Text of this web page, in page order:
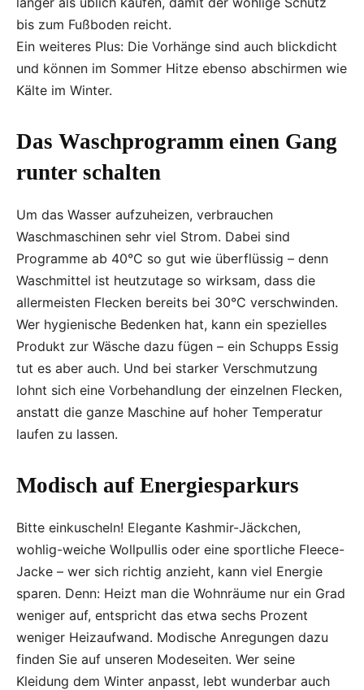
bis zum Fußboden reicht.
Ein weiteres Plus: Die Vorhänge sind auch blickdicht
und können im Sommer Hitze ebenso abschirmen wie
Kälte im Winter.
Das Waschprogramm einen Gang
runter schalten
Um das Wasser aufzuheizen, verbrauchen
Waschmaschinen sehr viel Strom. Dabei sind
Programme ab 40°C so gut wie überflüssig – denn
Waschmittel ist heutzutage so wirksam, dass die
allermeisten Flecken bereits bei 30°C verschwinden.
Wer hygienische Bedenken hat, kann ein spezielles
Produkt zur Wäsche dazu fügen – ein Schupps Essig
tut es aber auch. Und bei starker Verschmutzung
lohnt sich eine Vorbehandlung der einzelnen Flecken,
anstatt die ganze Maschine auf hoher Temperatur
laufen zu lassen.
Modisch auf Energiesparkurs
Bitte einkuscheln! Elegante Kashmir-Jäckchen,
wohlig-weiche Wollpullis oder eine sportliche Fleece-
Jacke – wer sich richtig anzieht, kann viel Energie
sparen. Denn: Heizt man die Wohnräume nur ein Grad
weniger auf, entspricht das etwa sechs Prozent
weniger Heizaufwand. Modische Anregungen dazu
finden Sie auf unseren Modeseiten. Wer seine
Kleidung dem Winter anpasst, lebt wunderbar auch